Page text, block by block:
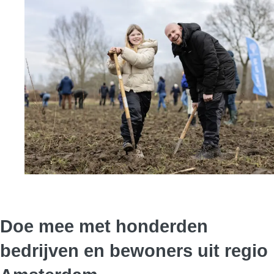
Doe mee met honderden
bedrijven en bewoners uit regio